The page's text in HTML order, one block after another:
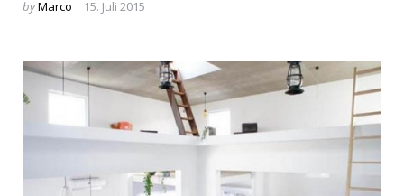
Posted
byMarco 15. Juli 2015